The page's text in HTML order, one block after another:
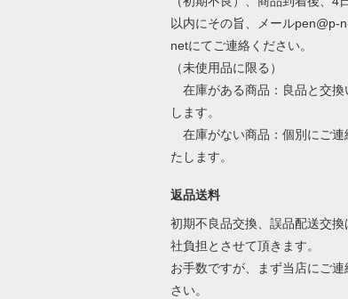
以内にその旨、メールpen@p-
netにてご連絡ください。
（未使用品に限る）
在庫がある商品：良品と交換
します。
在庫がない商品：個別にご連
たします。
返品送料
初期不良品交換、誤品配送交換
社負担とさせて頂きます。
お手数ですが、まず当店にご連
さい。